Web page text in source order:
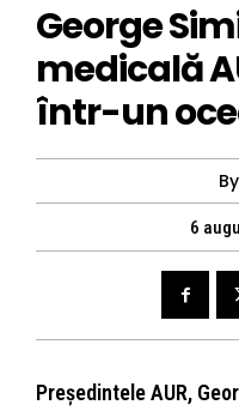
George
medicală
într-un
By
6
Preşedintele AUR,